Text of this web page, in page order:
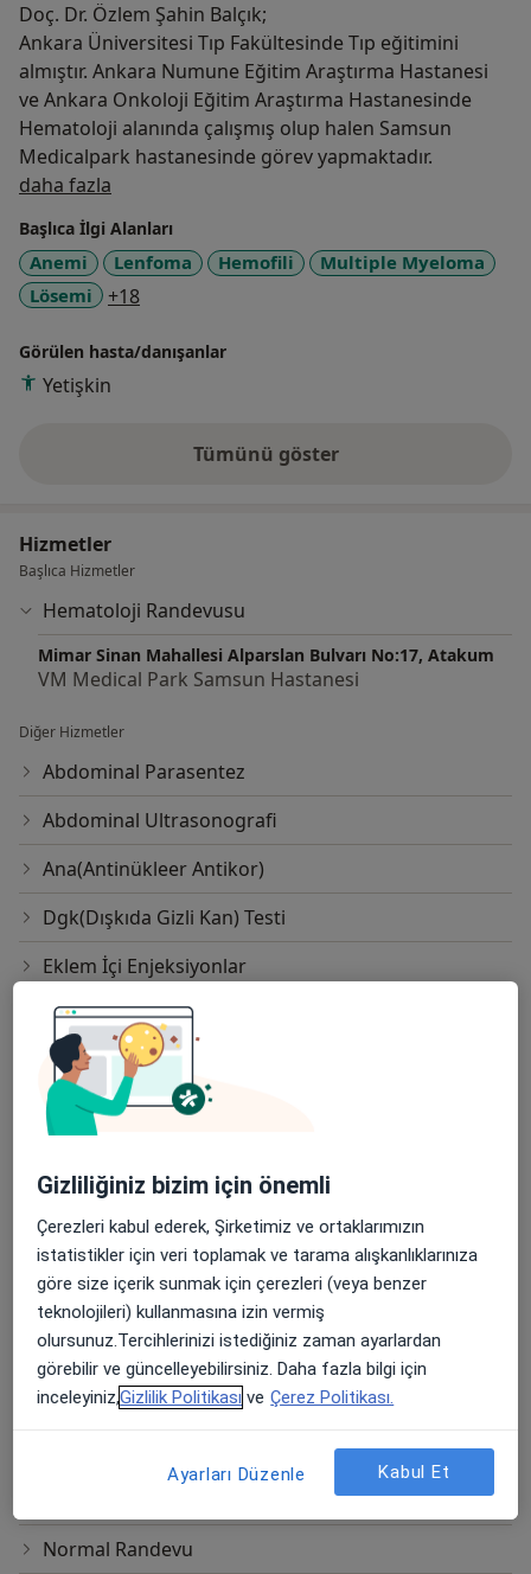
Doç. Dr. Özlem Şahin Balçık;
Ankara Üniversitesi Tıp Fakültesinde Tıp eğitimini
almıştır. Ankara Numune Eğitim Araştırma Hastanesi
ve Ankara Onkoloji Eğitim Araştırma Hastanesinde
Hematoloji alanında çalışmış olup halen Samsun
Medicalpark hastanesinde görev yapmaktadır.
daha fazla
Başlıca İlgi Alanları
Anemi Lenfoma Hemofili
Multiple Myeloma
Lösemi
+18a11y_sr_more_diseases
Görülen hasta/danışanlar
Yetişkin
Tümünü gösterdeneyim hakkında
Hizmetler
Başlıca Hizmetler
Hematoloji Randevusu
Mimar Sinan Mahallesi Alparslan Bulvarı No:17, Atakum
VM Medical Park Samsun Hastanesi
Diğer Hizmetler
Abdominal Parasentez
Abdominal Ultrasonografi
Ana(Antinükleer Antikor)
Dgk(Dışkıda Gizli Kan) Testi
Eklem İçi Enjeksiyonlar
Gtt(Glukoz Tolerans Testi)
Gıda İntoleransı Tedavisi
Hdl Kolesterol Testi
Kemik Iliği Biyopsisi
Kemik İliği Transplantasyonu(Periferik Hematopoiet
Kolesterol Testi
Mezenkimal Kök Hücre
Normal Randevu
Gizliliğiniz bizim için önemli
Çerezleri kabul ederek, Şirketimiz ve ortaklarımızın
istatistikler için veri toplamak ve tarama alışkanlıklarınıza
göre size içerik sunmak için çerezleri (veya benzer
teknolojileri) kullanmasına izin vermiş
olursunuz.Tercihlerinizi istediğiniz zaman ayarlardan
görebilir ve güncelleyebilirsiniz. Daha fazla bilgi için
inceleyiniz,Gizlilik Politikası ve Çerez Politikası.
Ayarları Düzenle Kabul Et